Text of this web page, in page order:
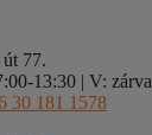
77.
13:30 | V: zárva
30 181 1578